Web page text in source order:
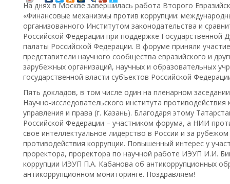
На днях в Москве завершилась работа Второго
«Финансовые механизмы против коррупции:
организованного Институтом законодательства и
Российской Федерации при поддержке Государственной
палаты Российской Федерации. В форуме приняли
представители научного сообщества евразийского и
зарубежных организаций, научных и образовательных
государственной власти субъектов Российской
Пять докладов, в том числе один на пленарном
Научно-исследовательского института
управления и права (г. Казань). Благодаря этому
Российской Федерации – участником форума, а НИИ
свое интеллектуальное лидерство в России и за
противодействия коррупции. Повышенный интерес у
проректора, проректора по научной работе ИЭУП И.И.
коррупции ИЭУП П.А. Кабанова об антикоррупционных
антикоррупционном мониторинге. Поздравляем!